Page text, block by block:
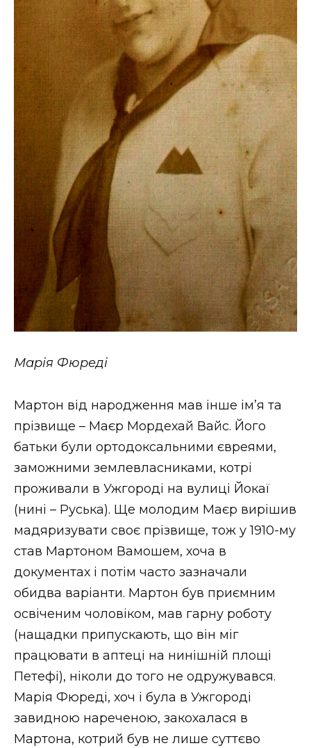
Марія Фюреді
Мартон від народження мав інше ім’я та
прізвище – Маєр Мордехай Вайс. Його
батьки були ортодоксальними євреями,
заможними землевласниками, котрі
проживали в Ужгороді на вулиці Йокаї
(нині – Руська). Ще молодим Маєр вирішив
мадяризувати своє прізвище, тож у 1910-му
став Мартоном Вамошем, хоча в
документах і потім часто зазначали
обидва варіанти. Мартон був приємним
освіченим чоловіком, мав гарну роботу
(нащадки припускають, що він міг
працювати в аптеці на нинішній площі
Петефі), ніколи до того не одружувався.
Марія Фюреді, хоч і була в Ужгороді
завидною нареченою, закохалася в
Мартона, котрий був не лише суттєво